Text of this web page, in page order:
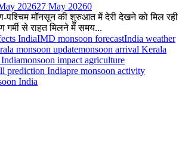
202627 May 20260
पश्चिम मॉनसून की शुरुआत में देरी देखने को मिल रही
से राहत मिलने में समय...
IndiaIMD monsoon forecastIndia weather
monsoon updatemonsoon arrival Kerala
monsoon impact agriculture
prediction Indiapre monsoon activity
India